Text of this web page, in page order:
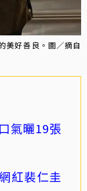
美好善良。圖／摘自
氣曬19張
紅裴仁圭